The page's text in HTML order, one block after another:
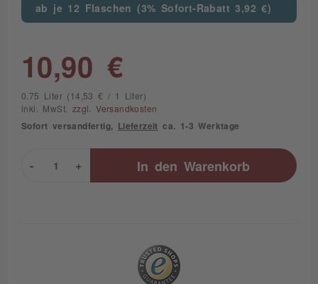
ab je 12 Flaschen (3% Sofort-Rabatt 3,92 €)
10,90 €
0.75 Liter (14,53 € / 1 Liter)
inkl. MwSt. zzgl. Versandkosten
Sofort versandfertig, Lieferzeit ca. 1-3 Werktage
+
- In den Warenkorb